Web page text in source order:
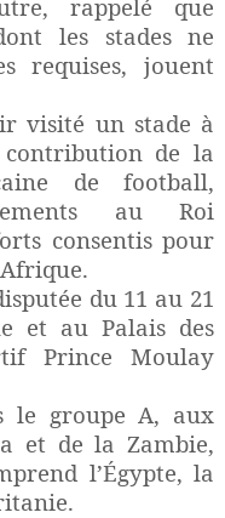
rappelé que
les stades ne
requises, jouent
visité un stade à
contribution de la
de football,
au Roi
consentis pour
du 11 au 21
et au Palais des
Prince Moulay
le groupe A, aux
et de la Zambie,
l’Égypte, la